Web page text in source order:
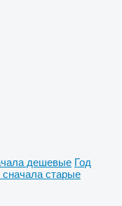
дешевые Год
старые